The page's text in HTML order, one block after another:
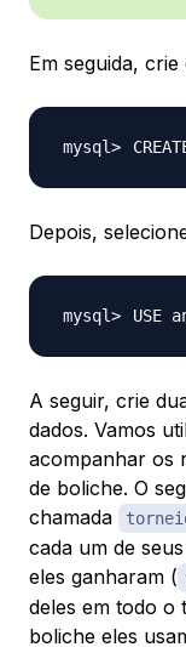
Em seguida,
Depois,
USE
A seguir, crie
dados. Vamos
acompanhar os
de boliche. O
chamada
cada um de
eles ganharam (
deles em todo o
boliche eles